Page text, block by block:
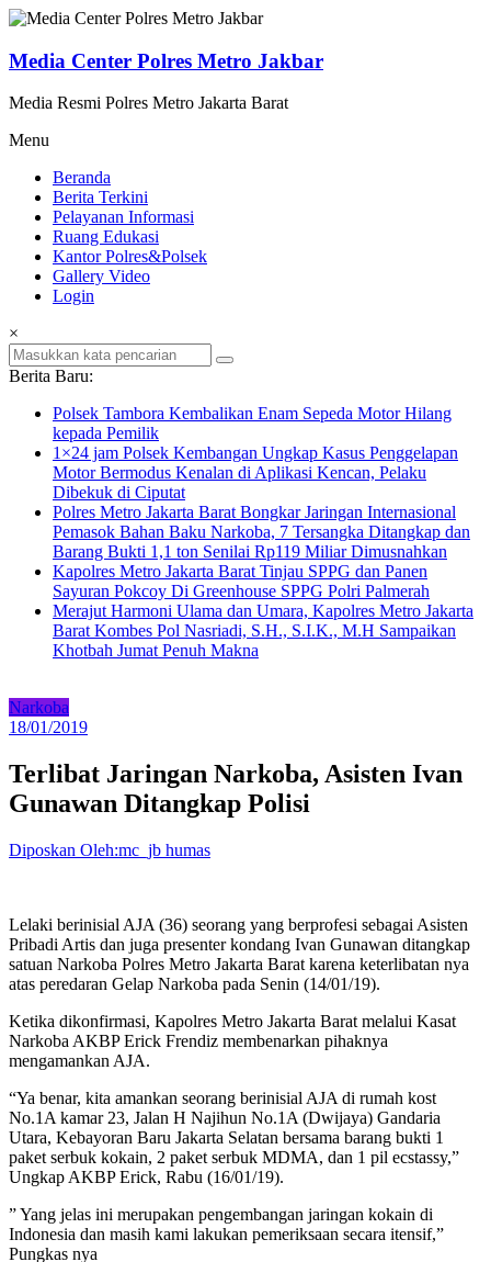
Lompat
konten
Media Center Polres Metro Jakbar
Media Resmi Polres Metro Jakarta Barat
Menu
Beranda
Berita Terkini
Pelayanan Informasi
Ruang Edukasi
Kantor Polres&Polsek
Gallery Video
Login
×
Berita Baru:
Polsek Tambora Kembalikan Enam Sepeda Motor Hilang
kepada Pemilik
1×24 jam Polsek Kembangan Ungkap Kasus Penggelapan
Motor Bermodus Kenalan di Aplikasi Kencan, Pelaku
Dibekuk di Ciputat
Polres Metro Jakarta Barat Bongkar Jaringan Internasional
Pemasok Bahan Baku Narkoba, 7 Tersangka Ditangkap dan
Barang Bukti 1,1 ton Senilai Rp119 Miliar Dimusnahkan
Kapolres Metro Jakarta Barat Tinjau SPPG dan Panen
Sayuran Pokcoy Di Greenhouse SPPG Polri Palmerah
Merajut Harmoni Ulama dan Umara, Kapolres Metro Jakarta
Barat Kombes Pol Nasriadi, S.H., S.I.K., M.H Sampaikan
Khotbah Jumat Penuh Makna
Narkoba
18/01/2019
Terlibat Jaringan Narkoba, Asisten Ivan
Gunawan Ditangkap Polisi
Diposkan Oleh:mc_jb humas
Lelaki berinisial AJA (36) seorang yang berprofesi sebagai Asisten
Pribadi Artis dan juga presenter kondang Ivan Gunawan ditangkap
satuan Narkoba Polres Metro Jakarta Barat karena keterlibatan nya
atas peredaran Gelap Narkoba pada Senin (14/01/19).
Ketika dikonfirmasi, Kapolres Metro Jakarta Barat melalui Kasat
Narkoba AKBP Erick Frendiz membenarkan pihaknya
mengamankan AJA.
“Ya benar, kita amankan seorang berinisial AJA di rumah kost
No.1A kamar 23, Jalan H Najihun No.1A (Dwijaya) Gandaria
Utara, Kebayoran Baru Jakarta Selatan bersama barang bukti 1
paket serbuk kokain, 2 paket serbuk MDMA, dan 1 pil ecstassy,”
Ungkap AKBP Erick, Rabu (16/01/19).
” Yang jelas ini merupakan pengembangan jaringan kokain di
Indonesia dan masih kami lakukan pemeriksaan secara itensif,”
Pungkas nya